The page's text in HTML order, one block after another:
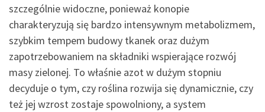
szczególnie widoczne, ponieważ konopie
charakteryzują się bardzo intensywnym metabolizmem,
szybkim tempem budowy tkanek oraz dużym
zapotrzebowaniem na składniki wspierające rozwój
masy zielonej. To właśnie azot w dużym stopniu
decyduje o tym, czy roślina rozwija się dynamicznie, czy
też jej wzrost zostaje spowolniony, a system